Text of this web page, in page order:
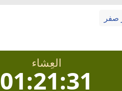
صفر
العِشاء
01:21:30